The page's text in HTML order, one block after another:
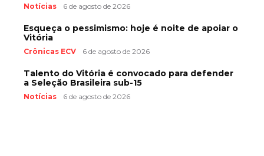
Notícias 6 de agosto de 2026
Esqueça o pessimismo: hoje é noite de apoiar o
Vitória
Crônicas ECV 6 de agosto de 2026
Talento do Vitória é convocado para defender
a Seleção Brasileira sub-15
Notícias 6 de agosto de 2026